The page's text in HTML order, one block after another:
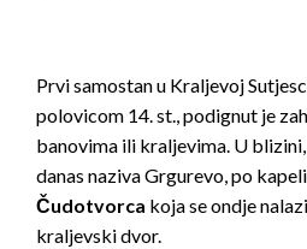
Prvi samostan u Kraljevoj
polovicom 14. st., podignut je
banovima ili kraljevima. U
danas naziva Grgurevo, po
Čudotvorca koja se ondje
kraljevski dvor.